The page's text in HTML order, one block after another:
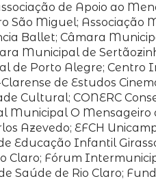
de Apoio ao
Miguel; Associação
Ballet; Câmara
Municipal de
de Porto Alegre;
Clarense de Estudos
Cultural; CONERC
O Mensageiro
Azevedo; EFCH
Educação Infantil
Fórum
de Rio Claro;